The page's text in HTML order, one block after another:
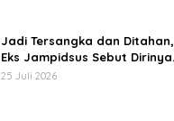
Jadi Tersangka dan Ditahan,
Eks Jampidsus Sebut Dirinya
Korban Kriminalisasi
25 Juli 2026